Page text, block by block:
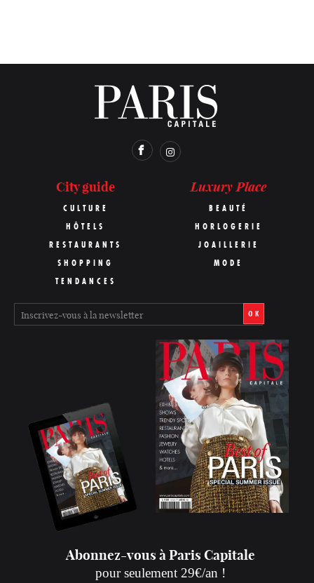
City guide
CULTURE
HÔTELS
RESTAURANTS
SHOPPING
TENDANCES
Luxury Place
BEAUTÉ
HORLOGERIE
JOAILLERIE
MODE
OK
Abonnez-vous à Paris Capitale
pour seulement 29€/an !